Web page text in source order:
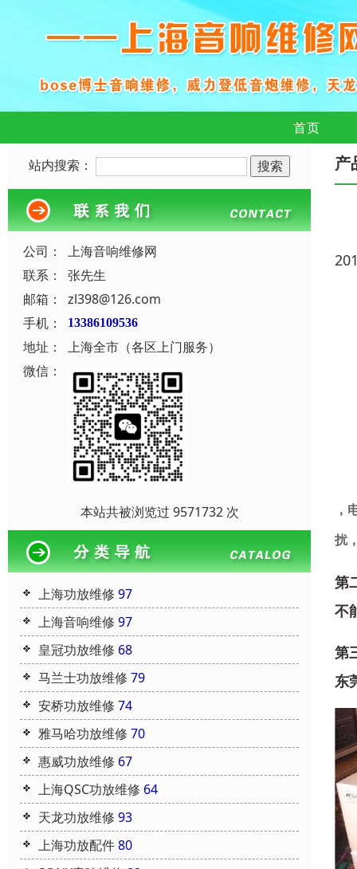
首页
站内搜索：
公司：
上海音响维修网
联系：
张先生
邮箱：
zl398@126.com
手机：
13386109536
地址：
上海全市（各区上门服务）
微信：
本站共被浏览过 9571732 次
上海功放维修 97
上海音响维修 97
皇冠功放维修 68
马兰士功放维修 79
安桥功放维修 74
雅马哈功放维修 70
惠威功放维修 67
上海QSC功放维修 64
天龙功放维修 93
上海功放配件80
产
，
扰
第
不
第
东